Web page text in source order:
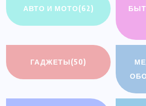
АВТО И МОТО(62)
ГАДЖЕТЫ(50)